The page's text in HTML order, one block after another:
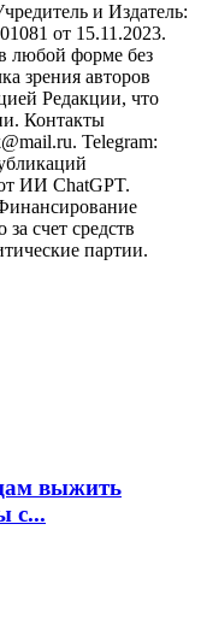
и Издатель:
от 15.11.2023.
любой форме без
зрения авторов
Редакции, что
Контакты
Telegram:
ИИ ChatGPT.
счет средств
партии.
выжить
с...